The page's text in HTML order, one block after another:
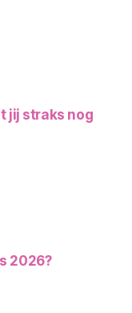
jij straks nog
2026?